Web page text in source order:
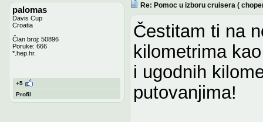
palomas
Davis Cup
Croatia
Član broj: 50896
Poruke: 666
*.hep.hr.
+5
Profil
Re: Pomoc u izboru cruisera (
Čestitam ti na
kilometrima
i ugodnih
putovanjima!